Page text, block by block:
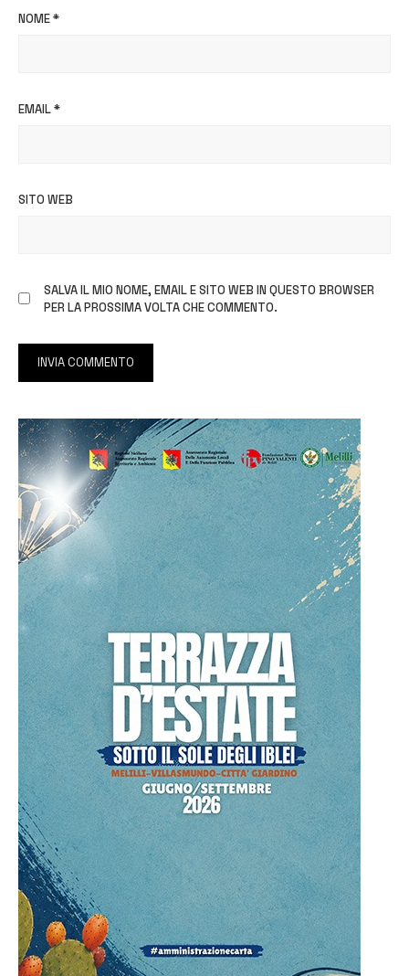
NOME*
EMAIL*
SITO WEB
SALVA IL MIO NOME, EMAIL E SITO WEB IN QUESTO BROWSER
PER LA PROSSIMA VOLTA CHE COMMENTO.